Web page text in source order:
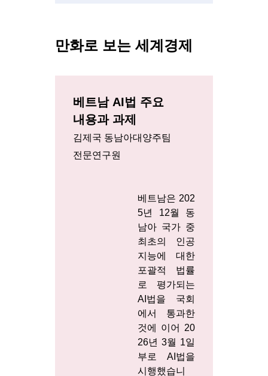
만화로 보는 세계경제
베트남 AI법 주요
내용과 과제
김제국 동남아대양주팀
전문연구원
베트남은 202
5년 12월 동
남아 국가 중
최초의 인공
지능에 대한
포괄적 법률
로 평가되는
AI법을 국회
에서 통과한
것에 이어 20
26년 3월 1일
부로 AI법을
시행했습니